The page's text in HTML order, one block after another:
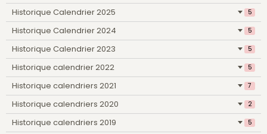
Historique Calendrier 2025 5
Historique Calendrier 2024 5
Historique Calendrier 2023 5
Historique calendrier 2022 5
Historique calendriers 2021 7
Historique calendriers 2020 2
Historique calendriers 2019 5